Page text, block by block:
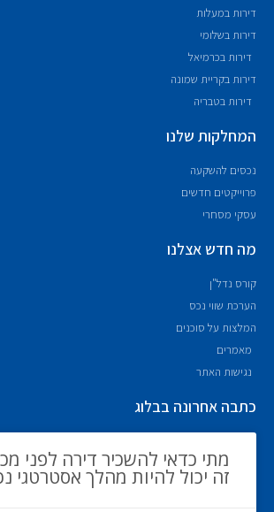
דירות במעלות
דירות בשלומי
דירות בכרמיאל
דירות בקריית שמונה
דירות בטבריה
המחלקות שלנו
נכסים להשקעה
פרוייקטים חדשים
עסקי מסחרי
מה חדש אצלנו
קורס נדל"ן
הערכת שווי נכס
המלצות על סוכנים
מאמרים
נגישות האתר
כתבה אחרונה בבלוג
מתי כדאי להשכיר דירה לפני
זה יכול להיות מהלך אסטרטגי